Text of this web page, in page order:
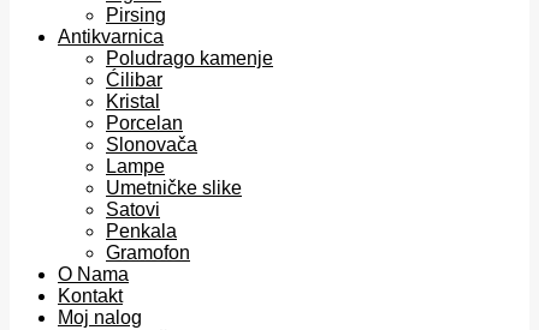
Pirsing
Antikvarnica
Poludrago kamenje
Ćilibar
Kristal
Porcelan
Slonovača
Lampe
Umetničke slike
Satovi
Penkala
Gramofon
O Nama
Kontakt
Moj nalog